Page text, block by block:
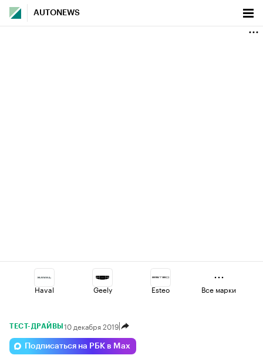
AUTONEWS
Haval Geely Esteo
Lada Jaecoo
Все марки
ТЕСТ-ДРАЙВЫ 10 декабря 2019
Подписаться на РБК в Max